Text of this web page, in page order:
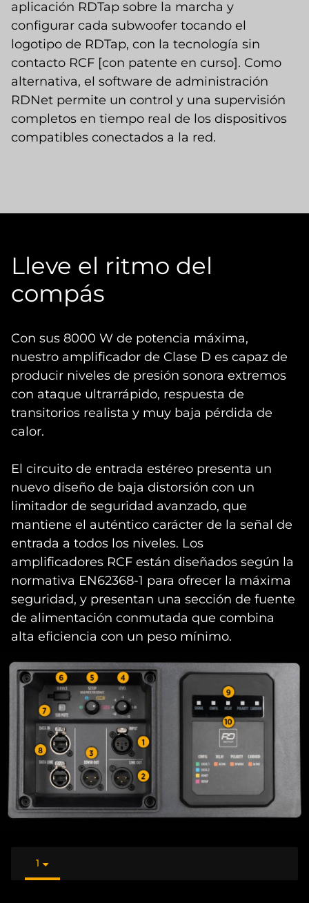
aplicación RDTap sobre la marcha y
configurar cada subwoofer tocando el
logotipo de RDTap, con la tecnología sin
contacto RCF [con patente en curso]. Como
alternativa, el software de administración
RDNet permite un control y una supervisión
completos en tiempo real de los dispositivos
compatibles conectados a la red.
Lleve el ritmo del
compás
Con sus 8000 W de potencia máxima,
nuestro amplificador de Clase D es capaz de
producir niveles de presión sonora extremos
con ataque ultrarrápido, respuesta de
transitorios realista y muy baja pérdida de
calor.
El circuito de entrada estéreo presenta un
nuevo diseño de baja distorsión con un
limitador de seguridad avanzado, que
mantiene el auténtico carácter de la señal de
entrada a todos los niveles. Los
amplificadores RCF están diseñados según la
normativa EN62368-1 para ofrecer la máxima
seguridad, y presentan una sección de fuente
de alimentación conmutada que combina
alta eficiencia con un peso mínimo.
1